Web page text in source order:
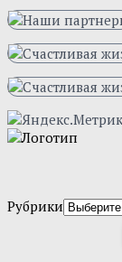
Рубрики